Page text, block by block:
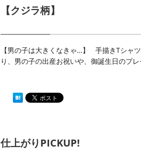
【クジラ柄】
【男の子は大きくなきゃ…】 手描きTシャ
り、男の子の出産お祝いや、御誕生日のプ
仕上がりPICKUP!